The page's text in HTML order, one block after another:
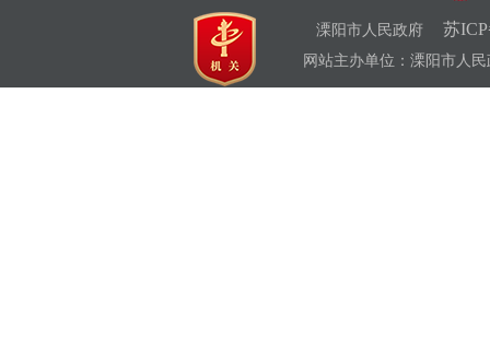
溧阳市人民政府 苏
网站主办单位：溧阳市人